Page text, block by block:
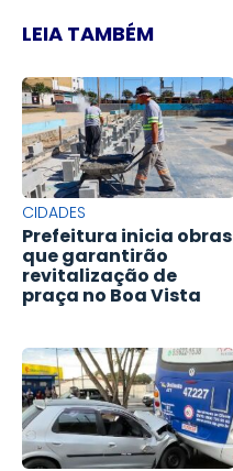
LEIA TAMBÉM
CIDADES
Prefeitura inicia obras
que garantirão
revitalização de
praça no Boa Vista